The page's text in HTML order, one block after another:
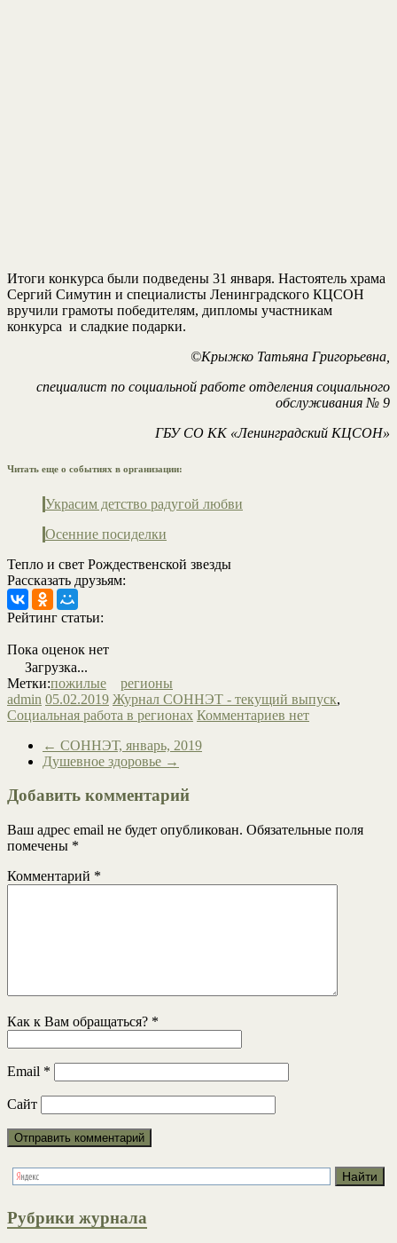
Итоги конкурса были подведены 31 января. Настоятель храма
Сергий Симутин и специалисты Ленинградского КЦСОН
вручили грамоты победителям, дипломы участникам
конкурса и сладкие подарки.
©Крыжко Татьяна Григорьевна,
специалист по социальной работе отделения социального
обслуживания № 9
ГБУ СО КК «Ленинградский КЦСОН»
Читать еще о событиях в организации:
Украсим детство радугой любви
Осенние посиделки
Тепло и свет Рождественской звезды
Рассказать друзьям:
Рейтинг статьи:
Пока оценок нет
Загрузка...
Метки:пожилые
регионы
admin 05.02.2019 Журнал СОННЭТ - текущий выпуск,
Социальная работа в регионах Комментариев нет
← СОННЭТ, январь, 2019
Душевное здоровье →
Добавить комментарий
Ваш адрес email не будет опубликован. Обязательные поля
помечены *
Комментарий *
Как к Вам обращаться? *
Email *
Сайт
Рубрики журнала